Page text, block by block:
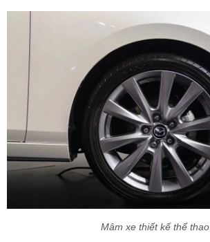
Mâm xe thiết kế thể thao